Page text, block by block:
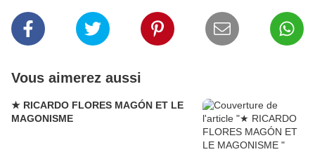
Vous aimerez aussi
★ RICARDO FLORES MAGÓN ET LE
MAGONISME